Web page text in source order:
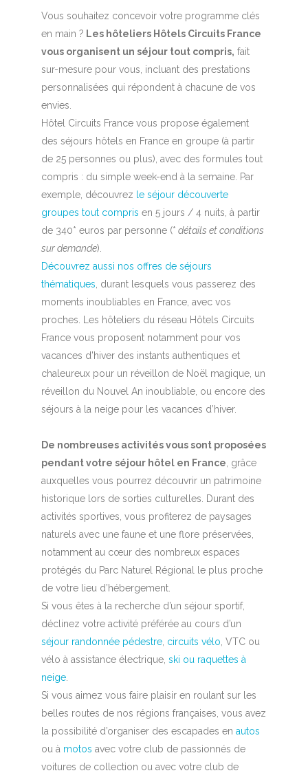
Vous souhaitez concevoir votre programme clés
en main ? Les hôteliers Hôtels Circuits France
vous organisent un séjour tout compris, fait
sur-mesure pour vous, incluant des prestations
personnalisées qui répondent à chacune de vos
envies.
Hôtel Circuits France vous propose également
des séjours hôtels en France en groupe (à partir
de 25 personnes ou plus), avec des formules tout
compris : du simple week-end à la semaine. Par
exemple, découvrez le séjour découverte
groupes tout compris en 5 jours / 4 nuits, à partir
de 340* euros par personne (* détails et conditions
sur demande).
Découvrez aussi nos offres de séjours
thématiques , durant lesquels vous passerez des
moments inoubliables en France, avec vos
proches. Les hôteliers du réseau Hôtels Circuits
France vous proposent notamment pour vos
vacances d’hiver des instants authentiques et
chaleureux pour un réveillon de Noël magique, un
réveillon du Nouvel An inoubliable, ou encore des
séjours à la neige pour les vacances d’hiver.
De nombreuses activités vous sont proposées
pendant votre séjour hôtel en France , grâce
auxquelles vous pourrez découvrir un patrimoine
historique lors de sorties culturelles. Durant des
activités sportives, vous profiterez de paysages
naturels avec une faune et une flore préservées,
notamment au cœur des nombreux espaces
protégés du Parc Naturel Régional le plus proche
de votre lieu d’hébergement.
Si vous êtes à la recherche d’un séjour sportif,
déclinez votre activité préférée au cours d’un
séjour randonnée pédestre, circuits vélo , VTC ou
vélo à assistance électrique, ski ou raquettes à
neige.
Si vous aimez vous faire plaisir en roulant sur les
belles routes de nos régions françaises, vous avez
la possibilité d’organiser des escapades en autos
ou à motos avec votre club de passionnés de
voitures de collection ou avec votre club de